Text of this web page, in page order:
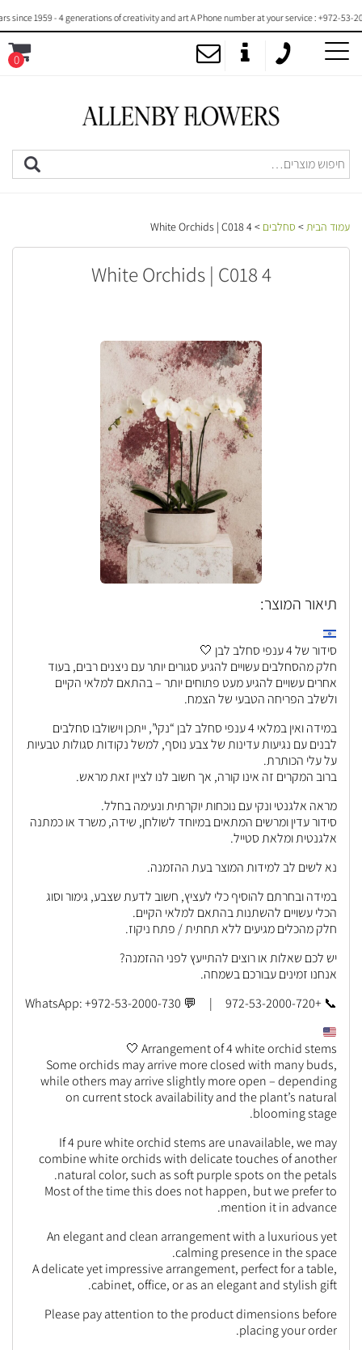
1959 - 4 generations of creativity and art A Phone number at your service : +972-53-2000-
0
עמוד הבית> סחלבים > 4 White Orchids | C018
4 White Orchids | C018
תיאור המוצר:
סידור של 4 ענפי סחלב לבן 🤍
חלק מהסחלבים עשויים להגיע סגורים יותר עם ניצנים רבים, בעוד
אחרים עשויים להגיע מעט פתוחים יותר – בהתאם למלאי הקיים
ולשלב הפריחה הטבעי של הצמח.
במידה ואין במלאי 4 ענפי סחלב לבן “נקי”, ייתכן וישולבו סחלבים
לבנים עם נגיעות עדינות של צבע נוסף, למשל נקודות סגולות טבעיות
על עלי הכותרת.
ברוב המקרים זה אינו קורה, אך חשוב לנו לציין זאת מראש.
מראה אלגנטי ונקי עם נוכחות יוקרתית ונעימה בחלל.
סידור עדין ומרשים המתאים במיוחד לשולחן, שידה, משרד או כמתנה
אלגנטית ומלאת סטייל.
נא לשים לב למידות המוצר בעת ההזמנה.
במידה ובחרתם להוסיף כלי לעציץ, חשוב לדעת שצבע, גימור וסוג
הכלי עשויים להשתנות בהתאם למלאי הקיים.
חלק מהכלים מגיעים ללא תחתית / פתח ניקוז.
יש לכם שאלות או רוצים להתייעץ לפני ההזמנה?
אנחנו זמינים עבורכם בשמחה.
📞 +972-53-2000-720 | 💬 WhatsApp: +972-53-2000-730
Arrangement of 4 white orchid stems 🤍
Some orchids may arrive more closed with many buds,
while others may arrive slightly more open – depending
on current stock availability and the plant’s natural
blooming stage.
If 4 pure white orchid stems are unavailable, we may
combine white orchids with delicate touches of another
natural color, such as soft purple spots on the petals.
Most of the time this does not happen, but we prefer to
mention it in advance.
An elegant and clean arrangement with a luxurious yet
calming presence in the space.
A delicate yet impressive arrangement, perfect for a table,
cabinet, office, or as an elegant and stylish gift.
Please pay attention to the product dimensions before
placing your order.